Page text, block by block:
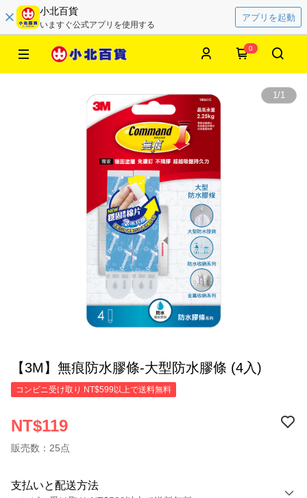
小北百貨
いますぐ公式アプリを使用する
アプリを起動
0
1/1
【3M】無痕防水膠條-大型防水膠條 (4入)
コンビニ受け取り NT$599以上で送料無料
NT$119
販売数：25点
支払いと配送方法